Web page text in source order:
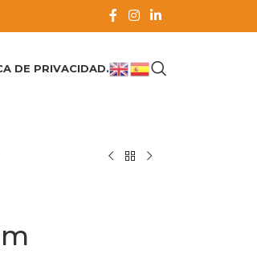
DE PRIVACIDAD.